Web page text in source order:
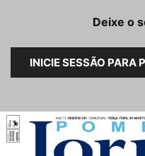
Deixe o
INICIE SESSÃO PARA